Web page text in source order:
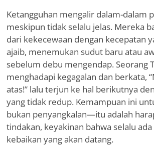
Ketangguhan mengalir dalam-dalam
meskipun tidak selalu jelas. Mereka
dari kekecewaan dengan kecepatan
ajaib, menemukan sudut baru atau
sebelum debu mengendap. Seorang
menghadapi kegagalan dan berkata,
atas!” lalu terjun ke hal berikutnya
yang tidak redup. Kemampuan ini
bukan penyangkalan—itu adalah
tindakan, keyakinan bahwa selalu
kebaikan yang akan datang.